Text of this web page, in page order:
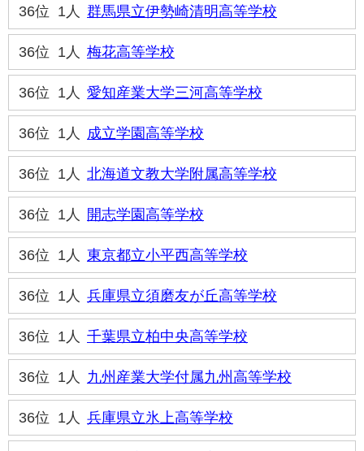
36位 1人 群馬県立伊勢崎清明高等学校
36位 1人 梅花高等学校
36位 1人 愛知産業大学三河高等学校
36位 1人 成立学園高等学校
36位 1人 北海道文教大学附属高等学校
36位 1人 開志学園高等学校
36位 1人 東京都立小平西高等学校
36位 1人 兵庫県立須磨友が丘高等学校
36位 1人 千葉県立柏中央高等学校
36位 1人 九州産業大学付属九州高等学校
36位 1人 兵庫県立氷上高等学校